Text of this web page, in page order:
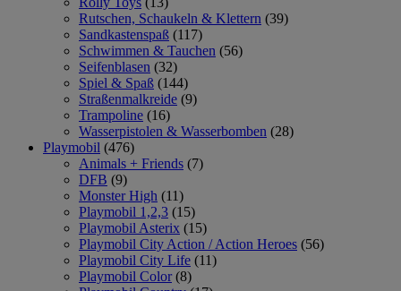
Rutschen, Schaukeln & Klettern (39)
Sandkastenspaß (117)
Schwimmen & Tauchen (56)
Seifenblasen (32)
Spiel & Spaß (144)
Straßenmalkreide (9)
Trampoline (16)
Wasserpistolen & Wasserbomben (28)
Playmobil (476)
Animals + Friends (7)
DFB (9)
Monster High (11)
Playmobil 1,2,3 (15)
Playmobil Asterix (15)
Playmobil City Action / Action Heroes (56)
Playmobil City Life (11)
Playmobil Color (8)